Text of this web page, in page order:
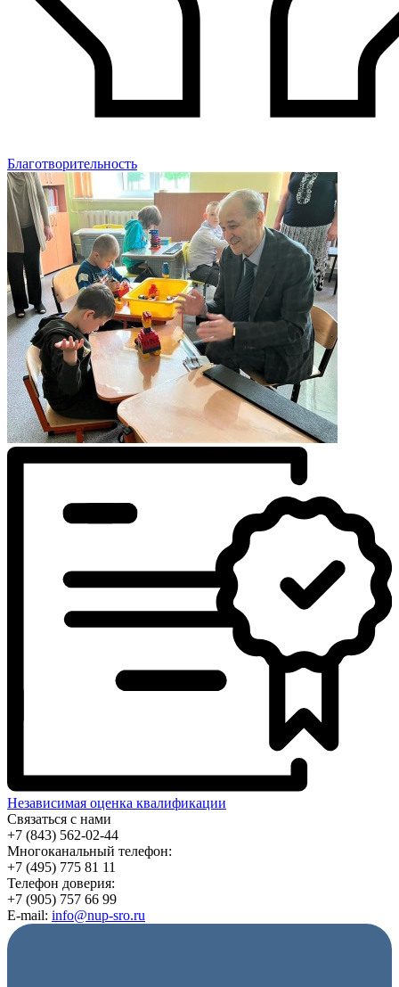
Благотворительность
Независимая оценка квалификации
Связаться с нами
+7 (843) 562-02-44
Многоканальный телефон:
+7 (495) 775 81 11
Телефон доверия:
+7 (905) 757 66 99
E-mail: info@nup-sro.ru